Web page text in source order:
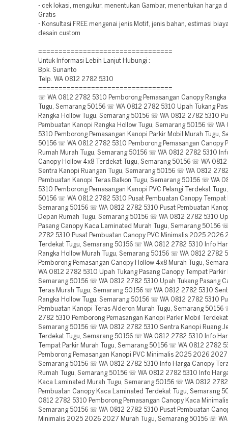
- cek lokasi, mengukur, menentukan Gambar, menentukan harga
Gratis
- Konsultasi FREE mengenai jenis Motif, jenis bahan, estimasi
desain custom
=================================
Untuk Informasi Lebih Lanjut Hubungi :
Bpk. Sunanto
Telp. WA 0812 2782 5310
=================================
☏ WA 0812 2782 5310 Pemborong Pemasangan Canopy Rangka
Tugu, Semarang 50156 ☏ WA 0812 2782 5310 Upah Tukang
Rangka Hollow Tugu, Semarang 50156 ☏ WA 0812 2782 5310
Pembuatan Kanopi Rangka Hollow Tugu, Semarang 50156 ☏
5310 Pemborong Pemasangan Kanopi Parkir Mobil Murah Tugu,
50156 ☏ WA 0812 2782 5310 Pemborong Pemasangan Canopy
Rumah Murah Tugu, Semarang 50156 ☏ WA 0812 2782 5310
Canopy Hollow 4x8 Terdekat Tugu, Semarang 50156 ☏ WA
Sentra Kanopi Ruangan Tugu, Semarang 50156 ☏ WA 0812
Pembuatan Kanopi Teras Balkon Tugu, Semarang 50156 ☏ WA
5310 Pemborong Pemasangan Kanopi PVC Pelangi Terdekat
50156 ☏ WA 0812 2782 5310 Pusat Pembuatan Canopy Tempat
Semarang 50156 ☏ WA 0812 2782 5310 Pusat Pembuatan
Depan Rumah Tugu, Semarang 50156 ☏ WA 0812 2782 5310
Pasang Canopy Kaca Laminated Murah Tugu, Semarang 50156
2782 5310 Pusat Pembuatan Canopy PVC Minimalis 2025 2026
Terdekat Tugu, Semarang 50156 ☏ WA 0812 2782 5310 Info
Rangka Hollow Murah Tugu, Semarang 50156 ☏ WA 0812 2782
Pemborong Pemasangan Canopy Hollow 4x8 Murah Tugu,
WA 0812 2782 5310 Upah Tukang Pasang Canopy Tempat Parkir
Semarang 50156 ☏ WA 0812 2782 5310 Upah Tukang Pasang
Teras Murah Tugu, Semarang 50156 ☏ WA 0812 2782 5310
Rangka Hollow Tugu, Semarang 50156 ☏ WA 0812 2782 5310
Pembuatan Kanopi Teras Alderon Murah Tugu, Semarang 50156
2782 5310 Pemborong Pemasangan Kanopi Parkir Mobil
Semarang 50156 ☏ WA 0812 2782 5310 Sentra Kanopi Ruang
Terdekat Tugu, Semarang 50156 ☏ WA 0812 2782 5310 Info
Tempat Parkir Murah Tugu, Semarang 50156 ☏ WA 0812 2782
Pemborong Pemasangan Kanopi PVC Minimalis 2025 2026 2027
Semarang 50156 ☏ WA 0812 2782 5310 Info Harga Canopy
Rumah Tugu, Semarang 50156 ☏ WA 0812 2782 5310 Info
Kaca Laminated Murah Tugu, Semarang 50156 ☏ WA 0812
Pembuatan Canopy Kaca Laminated Terdekat Tugu, Semarang
0812 2782 5310 Pemborong Pemasangan Canopy Kaca
Semarang 50156 ☏ WA 0812 2782 5310 Pusat Pembuatan
Minimalis 2025 2026 2027 Murah Tugu, Semarang 50156 ☏